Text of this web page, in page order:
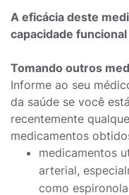
A eficácia deste
capacidade
Tomando outros
Informe ao seu
da saúde se você
recentemente
medicamentos
medicamentos
arterial,
como